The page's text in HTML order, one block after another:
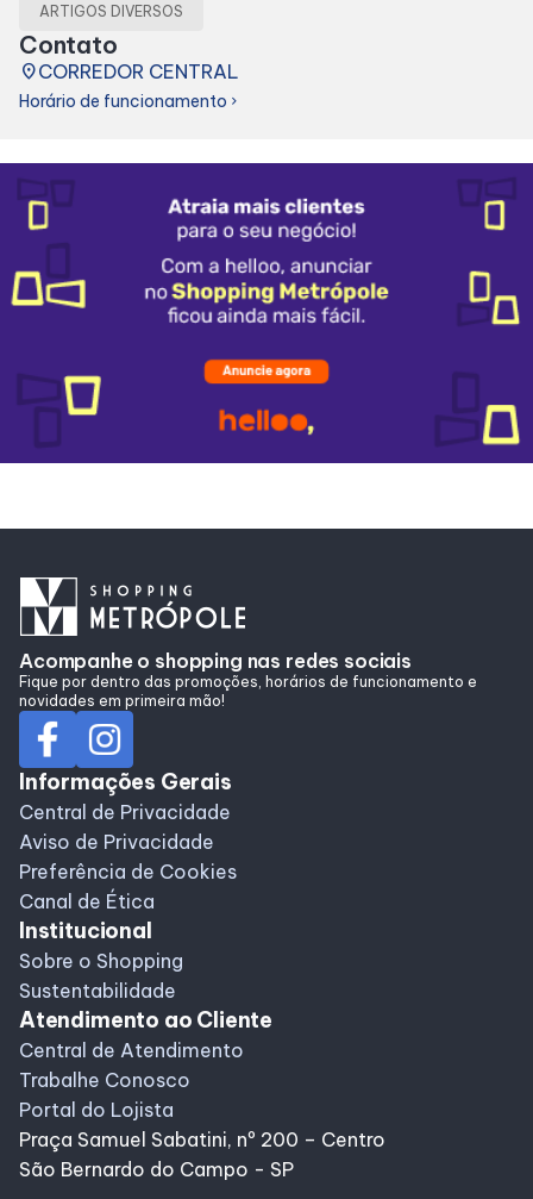
Lojas e Restaurantes
Lojas
Alimentação
Delivery
Compre Online
Programa De Benefícios
ARTIGOS DIVERSOS
Contato
placeCORREDOR CENTRAL
Horário de funcionamento chevron_right
Acompanhe o shopping nas redes sociais
Fique por dentro das promoções, horários de funcionamento e
novidades em primeira mão!
Informações Gerais
Central de Privacidade
Aviso de Privacidade
Preferência de Cookies
Canal de Ética
Institucional
Sobre o Shopping
Sustentabilidade
Atendimento ao Cliente
Central de Atendimento
Trabalhe Conosco
Portal do Lojista
Praça Samuel Sabatini, nº 200 – Centro
São Bernardo do Campo - SP